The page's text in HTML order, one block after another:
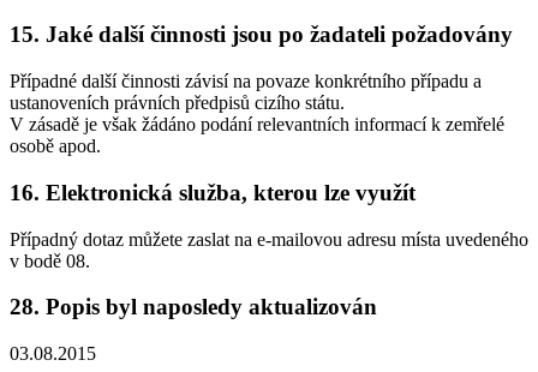
15. Jaké další činnosti jsou po žadateli požadovány
Případné další činnosti závisí na povaze konkrétního případu a
ustanoveních právních předpisů cizího státu.
V zásadě je však žádáno podání relevantních informací k zemřelé
osobě apod.
16. Elektronická služba, kterou lze využít
Případný dotaz můžete zaslat na e-mailovou adresu místa uvedeného
v bodě 08.
28. Popis byl naposledy aktualizován
03.08.2015